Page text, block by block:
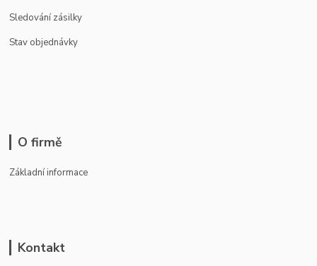
Sledování zásilky
Stav objednávky
O firmě
Základní informace
Kontakt